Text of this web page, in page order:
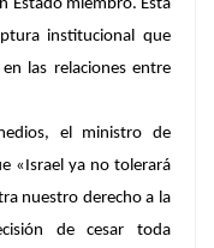
Estado miembro. Esta
institucional que
las relaciones entre
el ministro de
«Israel ya no tolerará
nuestro derecho a la
de cesar toda